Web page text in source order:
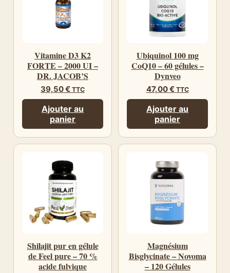
Vitamine D3 K2
FORTE – 2000 UI –
DR. JACOB’S
39,50€ TTC
Ajouter au
panier
Ubiquinol 100 mg
CoQ10 – 60 gélules –
Dynveo
47,00€ TTC
Ajouter au
panier
Shilajit pur en gélule
de Feel pure – 70 %
acide fulvique
Magnésium
Bisglycinate – Novoma
– 120 Gélules